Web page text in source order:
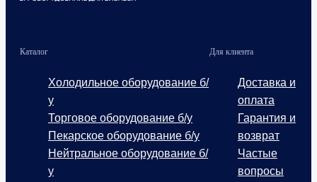
Каталог
Холодильное оборудование б/
у
Торговое оборудование б/у
Пекарское оборудование б/у
Нейтральное оборудование б/
у
Для клиента
Доставка и
оплата
Гарантия и
возврат
Частые
вопросы